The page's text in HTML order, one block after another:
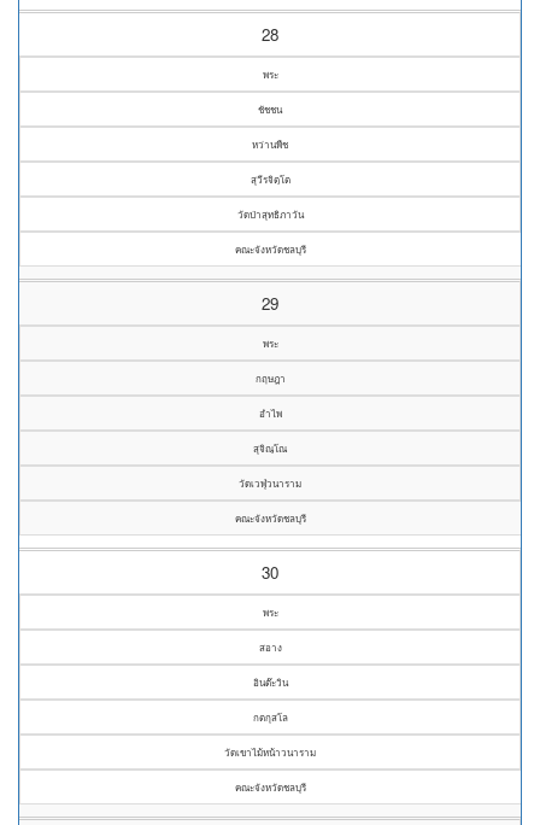
28
พระ
ชัชชน
หว่านพืช
สุวีรจิตฺโต
วัดป่าสุทธิภาวัน
คณะจังหวัดชลบุรี
29
พระ
กฤษฎา
อำไพ
สุจิณฺโณ
วัดเวฬุวนาราม
คณะจังหวัดชลบุรี
30
พระ
สอาง
อินต๊ะวิน
กตกุสโล
วัดเขาไม้หน้าวนาราม
คณะจังหวัดชลบุรี